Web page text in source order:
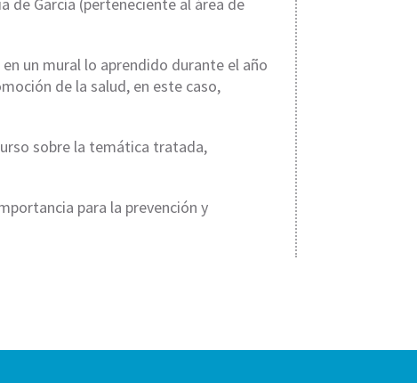
un mural lo aprendido durante el año
de la salud, en este caso,
sobre la temática tratada,
para la prevención y